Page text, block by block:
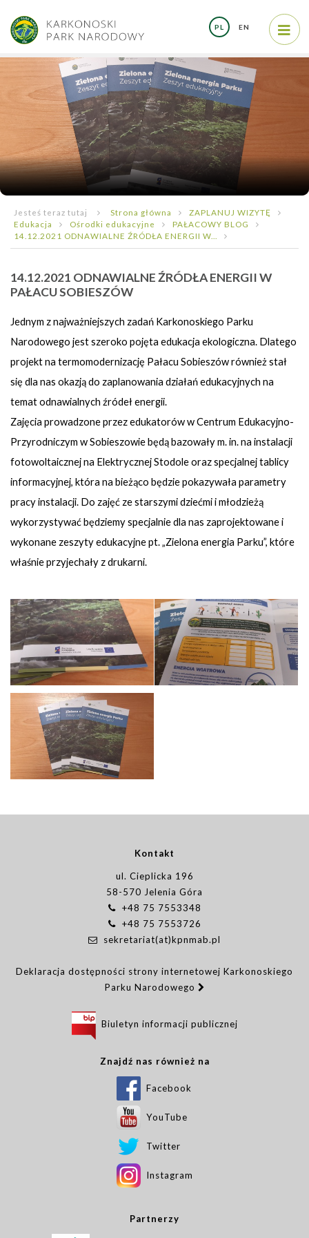
PL EN
Jesteś teraz tutaj Strona główna
ZAPLANUJ WIZYTĘ
Edukacja
Ośrodki edukacyjne
PAŁACOWY BLOG
14.12.2021 ODNAWIALNE ŹRÓDŁA ENERGII W...
14.12.2021 ODNAWIALNE ŹRÓDŁA ENERGII W
PAŁACU SOBIESZÓW
Jednym z najważniejszych zadań Karkonoskiego Parku
Narodowego jest szeroko pojęta edukacja ekologiczna. Dlatego
projekt na termomodernizację Pałacu Sobieszów również stał
się dla nas okazją do zaplanowania działań edukacyjnych na
temat odnawialnych źródeł energii.
Zajęcia prowadzone przez edukatorów w Centrum Edukacyjno-
Przyrodniczym w Sobieszowie będą bazowały m. in. na instalacji
fotowoltaicznej na Elektrycznej Stodole oraz specjalnej tablicy
informacyjnej, która na bieżąco będzie pokazywała parametry
pracy instalacji. Do zajęć ze starszymi dziećmi i młodzieżą
wykorzystywać będziemy specjalnie dla nas zaprojektowane i
wykonane zeszyty edukacyjne pt. „Zielona energia Parku”, które
właśnie przyjechały z drukarni.
Kontakt
ul. Cieplicka 196
58-570 Jelenia Góra
+48 75 7553348
+48 75 7553726
sekretariat(at)kpnmab.pl
Deklaracja dostępności strony internetowej Karkonoskiego
Parku Narodowego
Biuletyn informacji publicznej
Znajdź nas również na
Facebook
YouTube
Twitter
Instagram
Partnerzy